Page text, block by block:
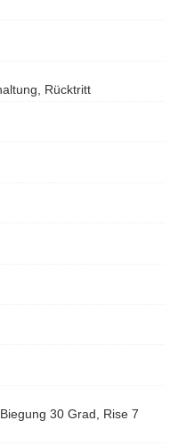
Rücktritt
30 Grad, Rise 7